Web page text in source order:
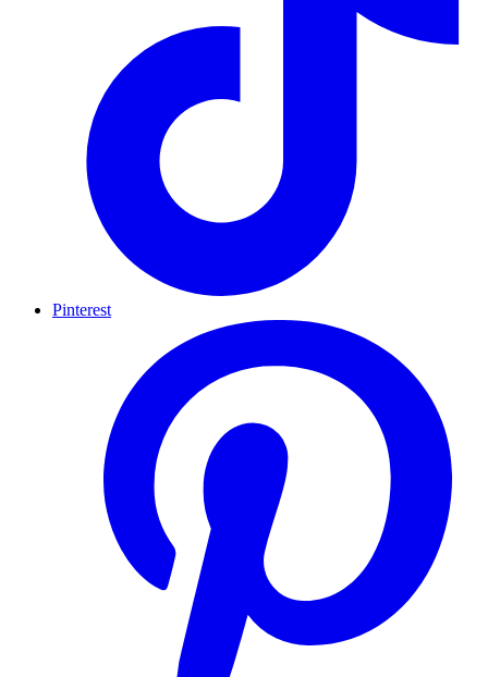
Pinterest